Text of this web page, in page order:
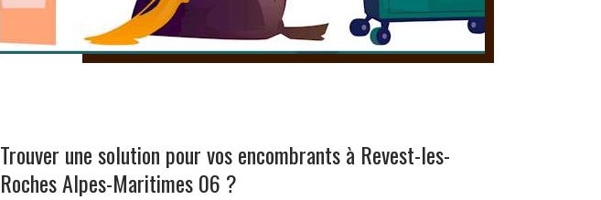
Trouver une solution pour vos encombrants à Revest-les-
Roches Alpes-Maritimes 06 ?